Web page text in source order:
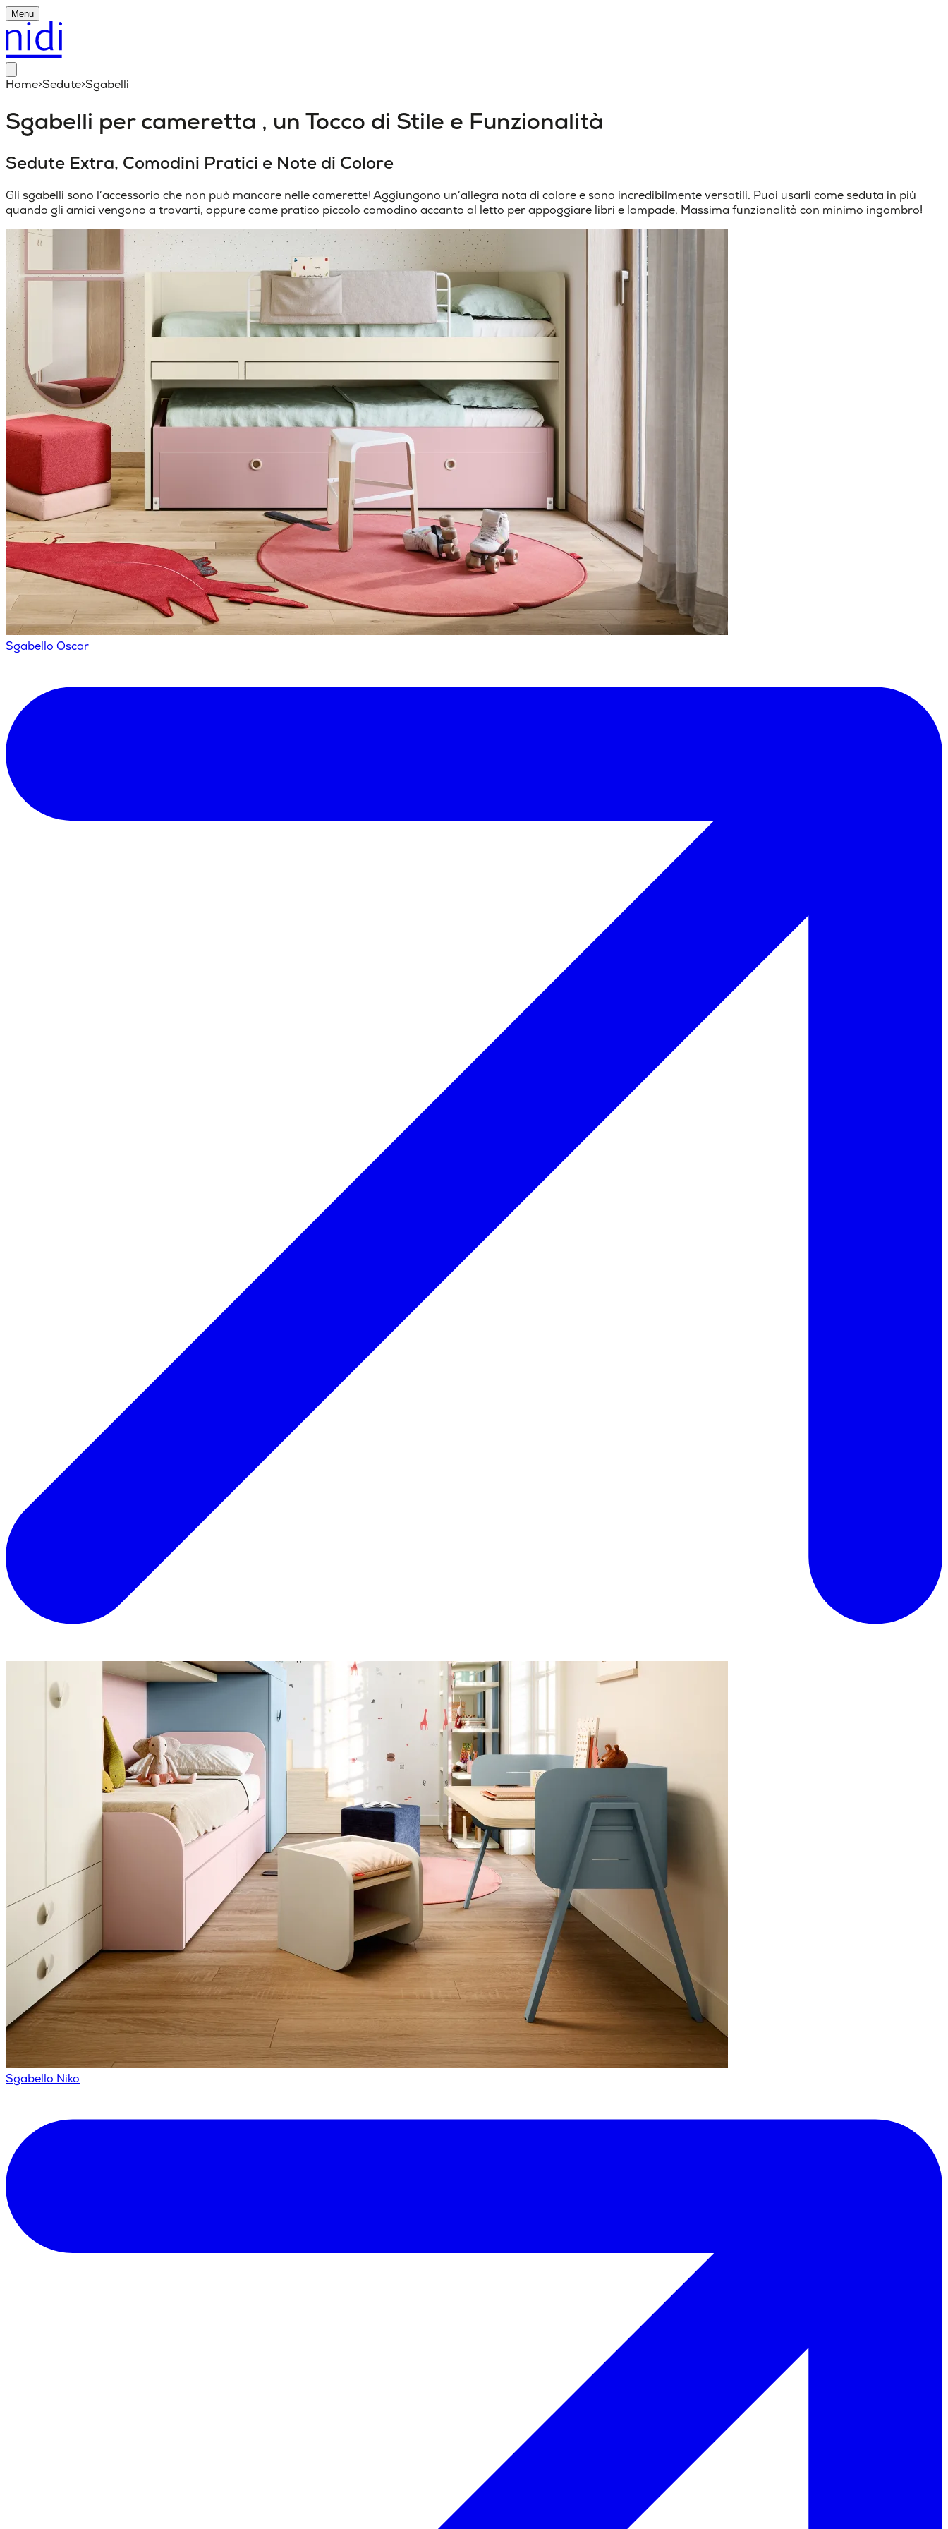
Menu
Home>Sedute>Sgabelli
Sgabelli per cameretta , un Tocco di Stile e Funzionalità
Sedute Extra, Comodini Pratici e Note di Colore
Gli sgabelli sono l’accessorio che non può mancare nelle camerette! Aggiungono un’allegra nota di colore e sono incredibilmente versatili. Puoi usarli come seduta in più
quando gli amici vengono a trovarti, oppure come pratico piccolo comodino accanto al letto per appoggiare libri e lampade. Massima funzionalità con minimo ingombro!
Sgabello Oscar
Sgabello Niko